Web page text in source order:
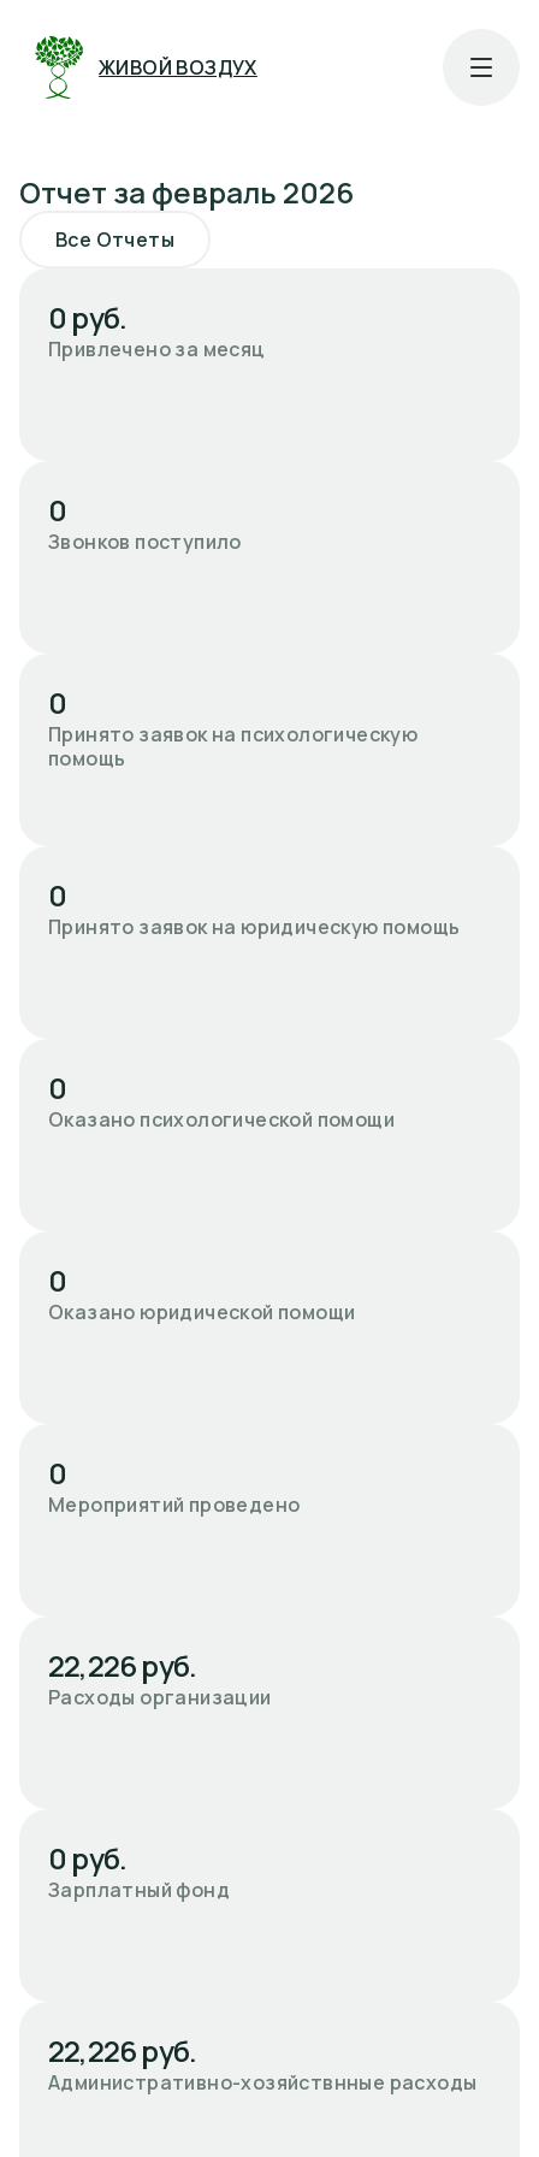
ЖИВОЙ ВОЗДУХ
Отчет за февраль 2026
Все Отчеты
0 руб.
Привлечено за месяц
0
Звонков поступило
0
Принято заявок на психологическую
помощь
0
Принято заявок на юридическую помощь
0
Оказано психологической помощи
0
Оказано юридической помощи
0
Мероприятий проведено
22,226 руб.
Расходы организации
0 руб.
Зарплатный фонд
22,226 руб.
Административно-хозяйствнные расходы